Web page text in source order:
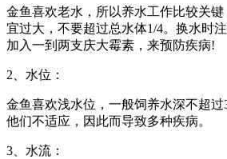
金鱼喜欢老水，所以养水工作比较关
宜过大，不要超过总水体1/4。换水时
加入一到两支庆大霉素，来预防疾病!
2、水位：
金鱼喜欢浅水位，一般饲养水深不超
他们不适应，因此而导致多种疾病。
3、水流：